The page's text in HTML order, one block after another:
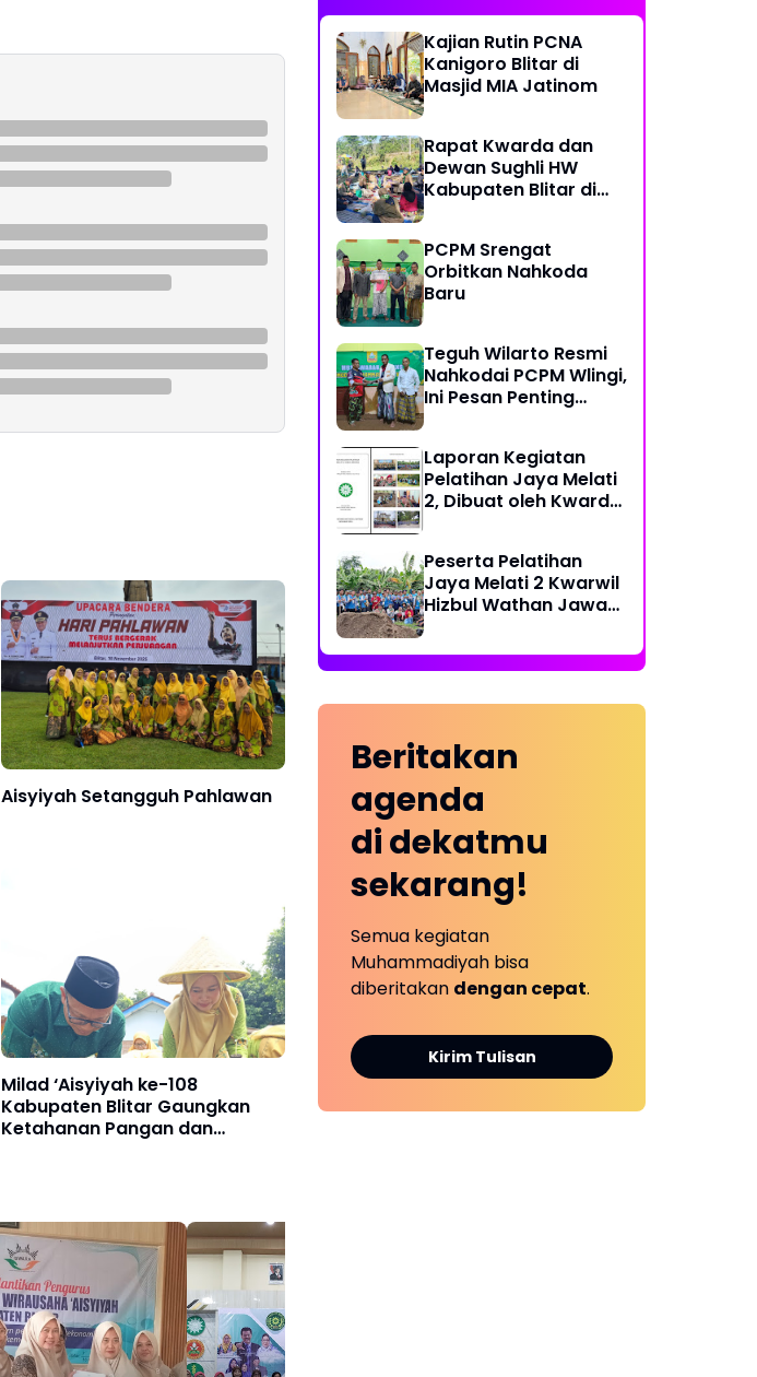
Aisyiyah Setangguh Pahlawan
Milad ‘Aisyiyah ke-108
Kabupaten Blitar Gaungkan
Ketahanan Pangan dan
Kajian Rutin PCNA
Kanigoro Blitar di
Masjid MIA Jatinom
Rapat Kwarda dan
Dewan Sughli HW
Kabupaten Blitar di
PCPM Srengat
Orbitkan Nahkoda
Baru
Teguh Wilarto Resmi
Nahkodai PCPM Wlingi,
Ini Pesan Penting
Laporan Kegiatan
Pelatihan Jaya Melati
2, Dibuat oleh Kwarda
Peserta Pelatihan
Jaya Melati 2 Kwarwil
Hizbul Wathan Jawa
Pisang Cavendish
Beritakan
agenda
di dekatmu
sekarang!
Semua kegiatan
Muhammadiyah bisa
diberitakan dengan cepat.
Kirim Tulisan